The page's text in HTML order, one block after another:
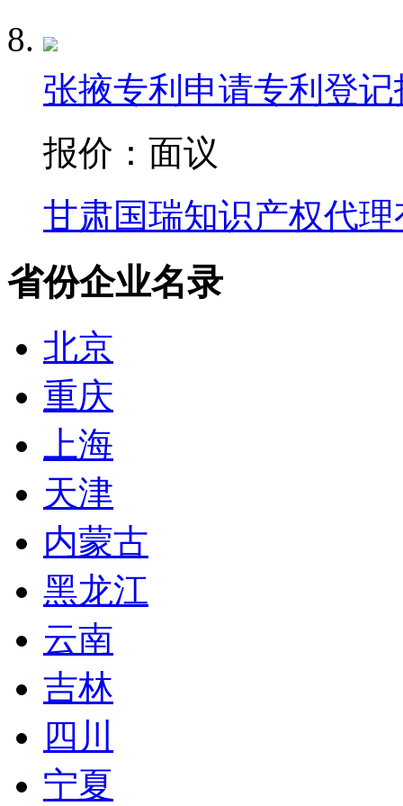
张掖专利申请专利登
报价： 面议
甘肃国瑞知识产权代
省份企业名录
北京
重庆
上海
天津
内蒙古
黑龙江
云南
吉林
四川
宁夏